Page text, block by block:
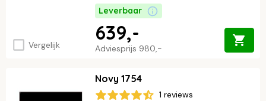
Vergelijk
Leverbaar
Adviesprijs 980,-
639,-
Novy 1754
1 reviews